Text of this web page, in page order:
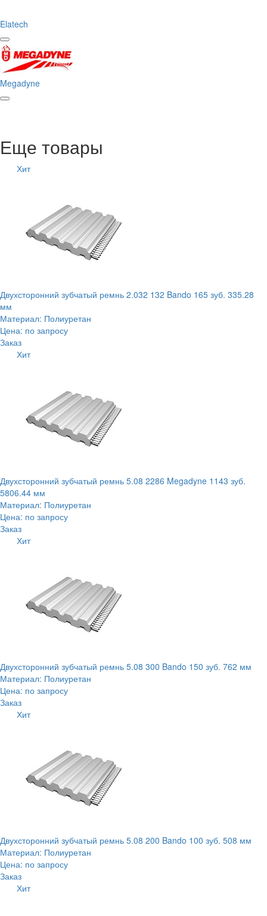
Elatech
Megadyne
Еще товары
Хит
Двухсторонний зубчатый ремнь 2.032 132 Bando 165 зуб. 335.28
мм
Материал: Полиуретан
Цена: по запросу
Заказ
Хит
Двухсторонний зубчатый ремнь 5.08 2286 Megadyne 1143 зуб.
5806.44 мм
Материал: Полиуретан
Цена: по запросу
Заказ
Хит
Двухсторонний зубчатый ремнь 5.08 300 Bando 150 зуб. 762 мм
Материал: Полиуретан
Цена: по запросу
Заказ
Хит
Двухсторонний зубчатый ремнь 5.08 200 Bando 100 зуб. 508 мм
Материал: Полиуретан
Цена: по запросу
Заказ
Хит